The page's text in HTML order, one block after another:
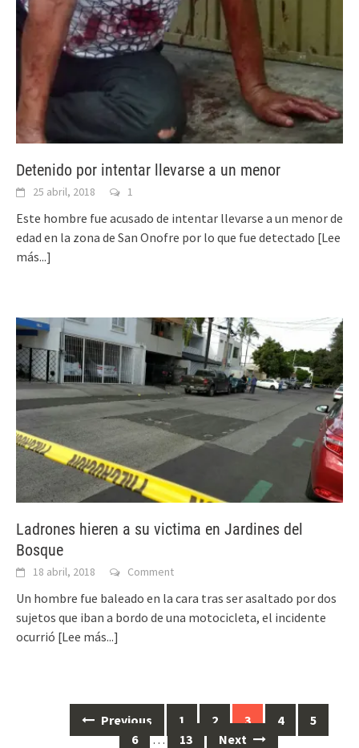
Detenido por intentar llevarse a un menor
25 abril, 2018 1
Este hombre fue acusado de intentar llevarse a un menor de
edad en la zona de San Onofre por lo que fue detectado [Lee
más...]
Ladrones hieren a su victima en Jardines del
Bosque
18 abril, 2018 Comment
Un hombre fue baleado en la cara tras ser asaltado por dos
sujetos que iban a bordo de una motocicleta, el incidente
ocurrió [Lee más...]
navigation
Previous 1 2 3 4
5
6
… 13 Next